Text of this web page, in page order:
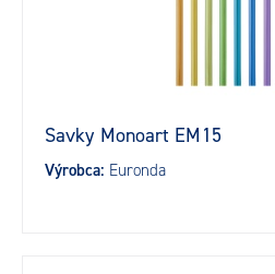
Savky Monoart EM15
Výrobca: Euronda